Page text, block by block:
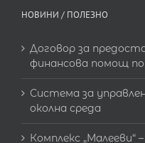
НОВИНИ / ПОЛЕЗНО
Договор за
финансова помощ по
Система за
околна среда
Комплекс „Малееви“